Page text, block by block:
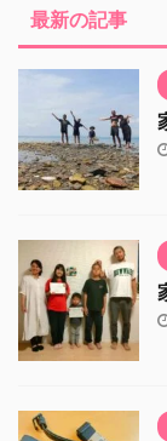
最新の記事